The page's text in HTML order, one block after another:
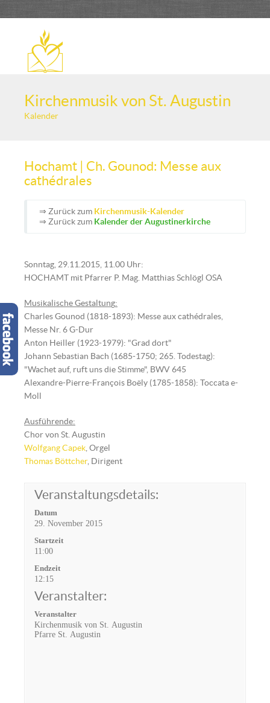
Kirchenmusik von St. Augustin
Kalender
Hochamt | Ch. Gounod: Messe aux
cathédrales
⇒ Zurück zum Kirchenmusik-Kalender
⇒ Zurück zum Kalender der Augustinerkirche
Sonntag, 29.11.2015, 11.00 Uhr:
HOCHAMT mit Pfarrer P. Mag. Matthias Schlögl OSA
Musikalische Gestaltung:
Charles Gounod (1818-1893): Messe aux cathédrales,
Messe Nr. 6 G-Dur
Anton Heiller (1923-1979): "Grad dort"
Johann Sebastian Bach (1685-1750; 265. Todestag):
"Wachet auf, ruft uns die Stimme", BWV 645
Alexandre-Pierre-François Boëly (1785-1858): Toccata e-
Moll
Ausführende:
Chor von St. Augustin
Wolfgang Capek , Orgel
Thomas Böttcher, Dirigent
Veranstaltungsdetails:
Datum
29. November 2015
Startzeit
11:00
Endzeit
12:15
Veranstalter:
Veranstalter
Kirchenmusik von St. Augustin
Pfarre St. Augustin